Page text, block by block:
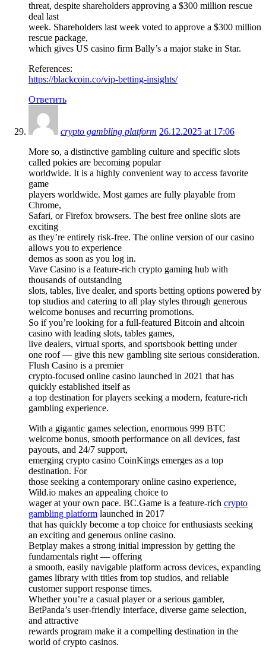
threat, despite shareholders approving a $300 million rescue
deal last
week. Shareholders last week voted to approve a $300 million
rescue package,
which gives US casino firm Bally’s a major stake in Star.
References:
https://blackcoin.co/vip-betting-insights/
Ответить
crypto gambling platform 26.12.2025 at 17:06
More so, a distinctive gambling culture and specific slots
called pokies are becoming popular
worldwide. It is a highly convenient way to access favorite
game
players worldwide. Most games are fully playable from
Chrome,
Safari, or Firefox browsers. The best free online slots are
exciting
as they’re entirely risk-free. The online version of our casino
allows you to experience
demos as soon as you log in.
Vave Casino is a feature-rich crypto gaming hub with
thousands of outstanding
slots, tables, live dealer, and sports betting options powered by
top studios and catering to all play styles through generous
welcome bonuses and recurring promotions.
So if you’re looking for a full-featured Bitcoin and altcoin
casino with leading slots, tables games,
live dealers, virtual sports, and sportsbook betting under
one roof — give this new gambling site serious consideration.
Flush Casino is a premier
crypto-focused online casino launched in 2021 that has
quickly established itself as
a top destination for players seeking a modern, feature-rich
gambling experience.
With a gigantic games selection, enormous 999 BTC
welcome bonus, smooth performance on all devices, fast
payouts, and 24/7 support,
emerging crypto casino CoinKings emerges as a top
destination. For
those seeking a contemporary online casino experience,
Wild.io makes an appealing choice to
wager at your own pace. BC.Game is a feature-rich crypto
gambling platform launched in 2017
that has quickly become a top choice for enthusiasts seeking
an exciting and generous online casino.
Betplay makes a strong initial impression by getting the
fundamentals right — offering
a smooth, easily navigable platform across devices, expanding
games library with titles from top studios, and reliable
customer support response times.
Whether you’re a casual player or a serious gambler,
BetPanda’s user-friendly interface, diverse game selection,
and attractive
rewards program make it a compelling destination in the
world of crypto casinos.